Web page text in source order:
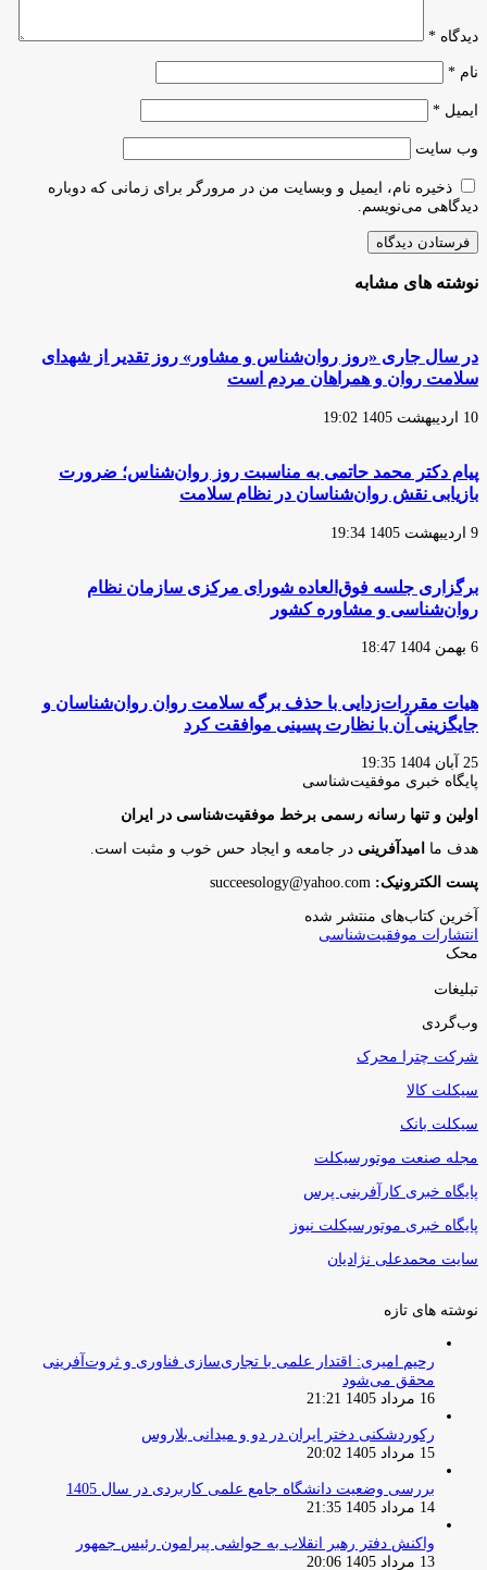
دیدگاه *
نام *
ایمیل *
وب‌ سایت
ذخیره نام، ایمیل و وبسایت من در مرورگر برای زمانی که دوباره
دیدگاهی می‌نویسم.
نوشته های مشابه
در سال جاری «روز روان‌شناس و مشاور» روز تقدیر از شهدای
سلامت روان و همراهان مردم است
10 اردیبهشت 1405 19:02
پیام دکتر محمد حاتمی به مناسبت روز روان‌شناس؛ ضرورت
بازیابی نقش روان‌شناسان در نظام سلامت
9 اردیبهشت 1405 19:34
برگزاری جلسه فوق‌العاده شورای مرکزی سازمان نظام
روان‌شناسی و مشاوره کشور
6 بهمن 1404 18:47
هیات مقررات‌زدایی با حذف برگه سلامت روان روان‌شناسان و
جایگزینی آن با نظارت پسینی موافقت کرد
25 آبان 1404 19:35
پایگاه‌ خبری موفقیت‌شناسی
اولین و تنها رسانه رسمی برخط موفقیت‌شناسی در ایران
هدف ما امیدآفرینی در جامعه و ایجاد حس خوب و مثبت است.
پست الکترونیک:
آخرین کتاب‌های منتشر شده
انتشارات موفقیت‌شناسی
محک
تبلیغات
وب‌گردی
شرکت چترا محرک
سیکلت کالا
سیکلت بانک
مجله صنعت موتورسیکلت
پایگاه خبری کارآفرینی پرس
پایگاه خبری موتورسیکلت نیوز
سایت محمدعلی نژادیان
نوشته های تازه
رحیم امیری: اقتدار علمی با تجاری‌سازی فناوری و ثروت‌آفرینی
محقق می‌شود
16 مرداد 1405 21:21
رکوردشکنی دختر ایران در دو و میدانی بلاروس
15 مرداد 1405 20:02
بررسی وضعیت دانشگاه جامع علمی کاربردی در سال 1405
14 مرداد 1405 21:35
واکنش دفتر رهبر انقلاب به حواشی پیرامون رئیس جمهور
13 مرداد 1405 20:06